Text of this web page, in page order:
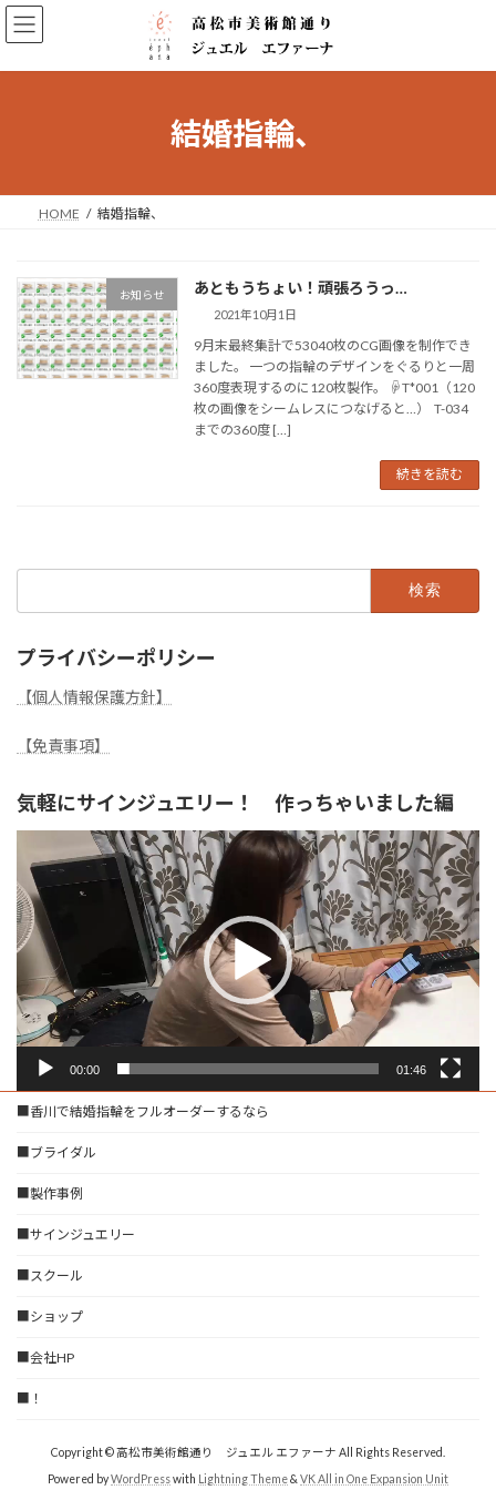
コ
ン
ン
ナ
ビ
ー
結婚指輪、
HOME 結婚指輪、
お知らせ あともうちょい！頑張ろうっ…
2021年10月1日
9月末最終集計で53040枚のCG画像を制作でき
ました。 一つの指輪のデザインをぐるりと一周
360度表現するのに120枚製作。 ☟T*001（120
枚の画像をシームレスにつなげると…） T-034
までの360度 […]
続きを読む
プライバシーポリシー
【個人情報保護方針】
【免責事項】
気軽にサインジュエリー！ 作っちゃいました編
画
プ
レ
ー
ヤ
00:00 01:46
■香川で結婚指輪をフルオーダーするなら
■ブライダル
■製作事例
■サインジュエリー
■スクール
■ショップ
■会社HP
■！
Copyright © 高松市美術館通り ジュエル エファーナ All Rights Reserved.
Powered byWordPresswith Lightning Theme& VK All in One Expansion Unit